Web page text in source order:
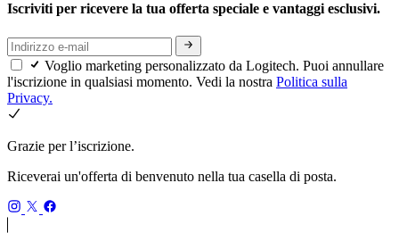
Iscriviti per ricevere la tua offerta speciale e vantaggi esclusivi.
Voglio marketing personalizzato da Logitech. Puoi annullare
l'iscrizione in qualsiasi momento. Vedi la nostra Politica sulla
Privacy.
Grazie per l’iscrizione.
Riceverai un'offerta di benvenuto nella tua casella di posta.